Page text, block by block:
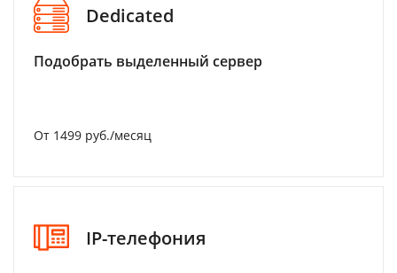
Dedicated
Подобрать выделенный сервер
От 1499 руб./месяц
IP-телефония